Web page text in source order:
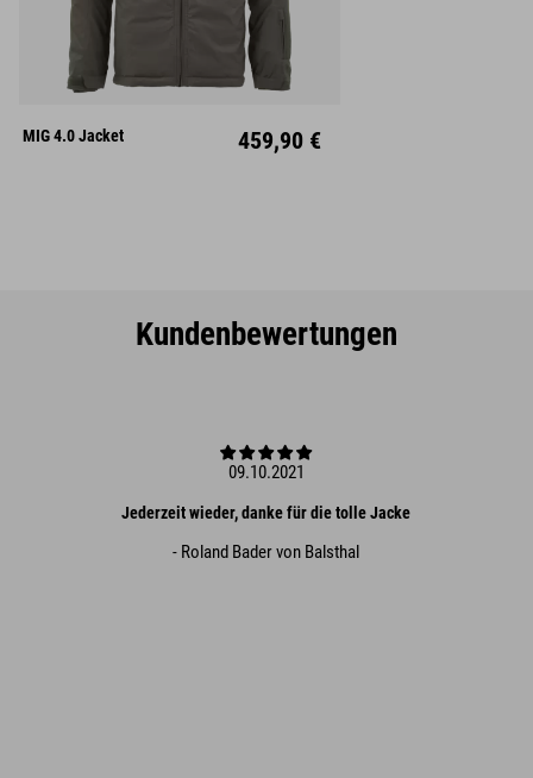
XL
MIG 4.0 Jacket 459,90 €
Kundenbewertungen
09.10.2021
Jederzeit wieder, danke für die tolle Jacke
- Roland Bader von Balsthal